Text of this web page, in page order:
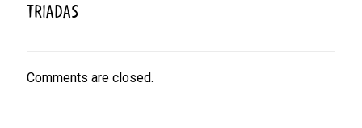
TRIADAS
Comments are closed.